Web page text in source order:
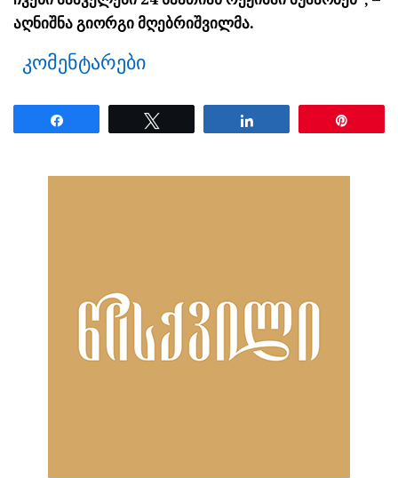
აღნიშნა გიორგი მღებრიშვილმა.
კომენტარები